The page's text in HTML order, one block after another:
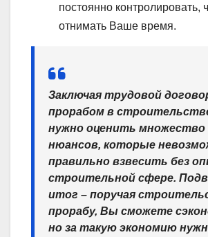
постоянно контролировать,
отнимать Ваше время.
Заключая трудовой
прорабом в
нужно оценить множество
нюансов, которые
правильно взвесить без
строительной сфере.
итог – поручая
прорабу, Вы сможете
но за такую экономию